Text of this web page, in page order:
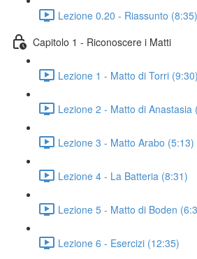
Lezione 0.20 - Riassunto (8:35)
Capitolo 1 - Riconoscere i Matti
Lezione 1 - Matto di Torri (9:30)
Lezione 2 - Matto di Anastasia
Lezione 3 - Matto Arabo (5:13)
Lezione 4 - La Batteria (8:31)
Lezione 5 - Matto di Boden
Lezione 6 - Esercizi (12:35)